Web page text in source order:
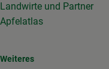
Landwirte und Partner
Apfelatlas
Weiteres